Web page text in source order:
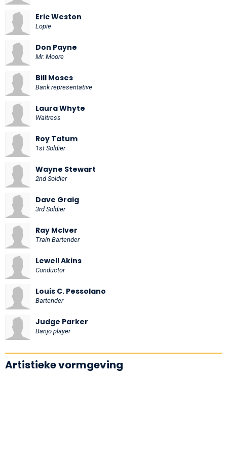
Eric Weston
Lopie
Don Payne
Mr. Moore
Bill Moses
Bank representative
Laura Whyte
Waitress
Roy Tatum
1st Soldier
Wayne Stewart
2nd Soldier
Dave Graig
3rd Soldier
Ray McIver
Train Bartender
Lewell Akins
Conductor
Louis C. Pessolano
Bartender
Judge Parker
Banjo player
Artistieke vormgeving